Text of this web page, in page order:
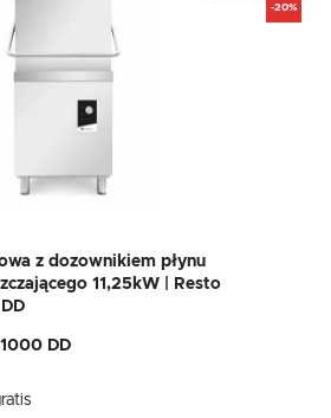
-20%
z dozownikiem płynu
11,25kW | Resto
DD